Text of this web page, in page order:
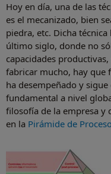
Hoy en día, una de las
es el mecanizado, bien
piedra, etc. Dicha
último siglo, donde no
capacidades
fabricar mucho, hay que
ha desempeñado y
fundamental a nivel
filosofía de la empresa y
en la Pirámide de